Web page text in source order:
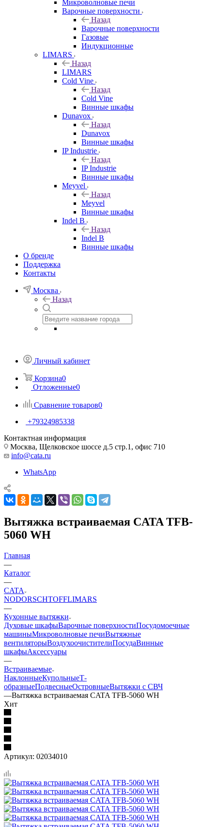
Микроволновые печи
Варочные поверхности
Назад
Варочные поверхности
Газовые
Индукционные
LIMARS
Назад
LIMARS
Cold Vine
Назад
Cold Vine
Винные шкафы
Dunavox
Назад
Dunavox
Винные шкафы
IP Industrie
Назад
IP Industrie
Винные шкафы
Meyvel
Назад
Meyvel
Винные шкафы
Indel B
Назад
Indel B
Винные шкафы
О бренде
Поддержка
Контакты
Москва
Назад
Личный кабинет
Корзина0
Отложенные0
Сравнение товаров0
+79324985338
Контактная информация
Москва, Щелковское шоссе д.5 стр.1, офис 710
info@cata.ru
WhatsApp
Вытяжка встраиваемая CATA TFB-
5060 WH
Главная
—
Каталог
—
CATA
NODORSCHTOFFLIMARS
—
Кухонные вытяжки
Духовые шкафыВарочные поверхностиПосудомоечные
машиныМикроволновые печиВытяжные
вентиляторыВоздухоочистителиПосудаВинные
шкафыАксессуары
—
Встраиваемые
НаклонныеКупольныеТ-
образныеПодвесныеОстровныеВытяжки с СВЧ
—Вытяжка встраиваемая CATA TFB-5060 WH
Хит
Артикул: 02034010